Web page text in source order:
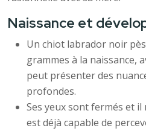
Naissance et
Un chiot labrador noir
grammes à la naissance,
peut présenter des
profondes.
Ses yeux sont fermés et
est déjà capable de